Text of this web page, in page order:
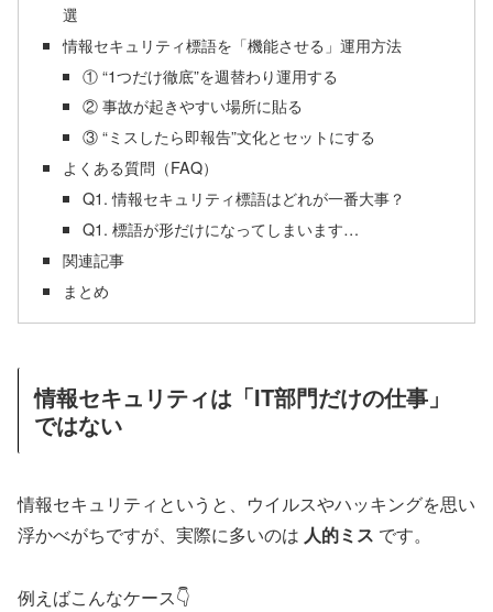
選
情報セキュリティ標語を「機能させる」運用方法
① “1つだけ徹底”を週替わり運用する
② 事故が起きやすい場所に貼る
③ “ミスしたら即報告”文化とセットにする
よくある質問（FAQ）
Q1. 情報セキュリティ標語はどれが一番大事？
Q1. 標語が形だけになってしまいます…
関連記事
まとめ
情報セキュリティは「IT部門だけの仕事」
ではない
情報セキュリティというと、ウイルスやハッキングを思い
浮かべがちですが、実際に多いのは 人的ミス です。
例えばこんなケース👇